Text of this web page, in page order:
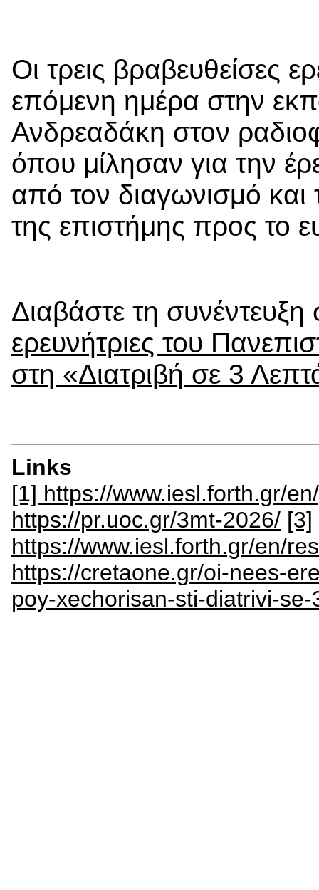
Οι τρεις βραβευθείσες
επόμενη ημέρα στην
Ανδρεαδάκη στον
όπου μίλησαν για την
από τον διαγωνισμό και
της επιστήμης προς το
Διαβάστε τη
ερευνήτριες του
στη «Διατριβή σε 3
Links
[1] https://www.iesl.forth.gr/
https://pr.uoc.gr/3mt-2026/ [3]
https://www.iesl.forth.gr/en/
https://cretaone.gr/oi-nees-
poy-xechorisan-sti-diatrivi-se-